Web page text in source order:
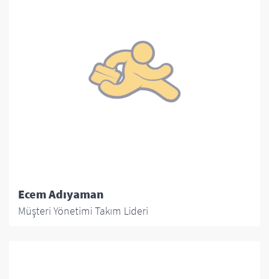
Ecem Adıyaman
Müşteri Yönetimi Takım Lideri